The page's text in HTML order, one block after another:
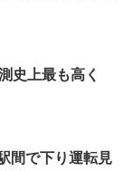
史上最も高く
間で下り運転見